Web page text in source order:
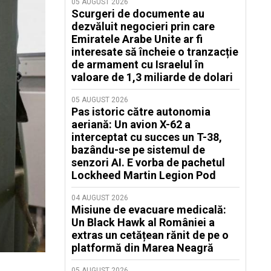
05 AUGUST 2026
Scurgeri de documente au
dezvăluit negocieri prin care
Emiratele Arabe Unite ar fi
interesate să încheie o tranzacție
de armament cu Israelul în
valoare de 1,3 miliarde de dolari
05 AUGUST 2026
Pas istoric către autonomia
aeriană: Un avion X-62 a
interceptat cu succes un T-38,
bazându-se pe sistemul de
senzori AI. E vorba de pachetul
Lockheed Martin Legion Pod
04 AUGUST 2026
Misiune de evacuare medicală:
Un Black Hawk al României a
extras un cetățean rănit de pe o
platformă din Marea Neagră